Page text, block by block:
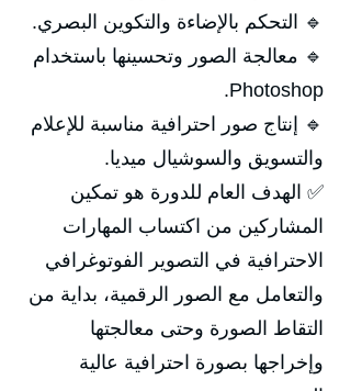
🔹 التحكم بالإضاءة والتكوين البصري.
🔹 معالجة الصور وتحسينها باستخدام
Photoshop.
🔹 إنتاج صور احترافية مناسبة للإعلام
والتسويق والسوشيال ميديا.
✅ الهدف العام للدورة هو تمكين
المشاركين من اكتساب المهارات
الاحترافية في التصوير الفوتوغرافي
والتعامل مع الصور الرقمية، بداية من
التقاط الصورة وحتى معالجتها
وإخراجها بصورة احترافية عالية